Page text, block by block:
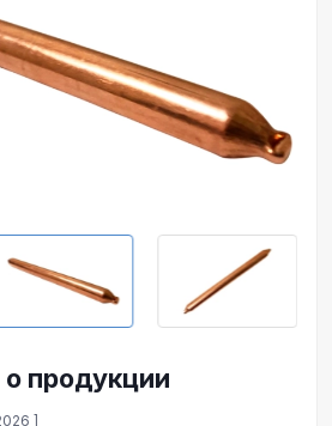
продукции
]